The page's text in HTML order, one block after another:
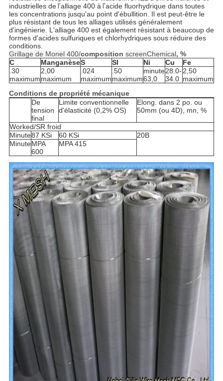
industrielles del'alliage 400 àl'acide fluorhydrique dans toutes
les concentrations jusqu'au point d'ébullition. Il est peut-être le
plus résistant de tous les alliages utilisés généralement
d'ingénierie. L'alliage 400 est également résistant à beaucoup de
formes d'acides sulfuriques et chlorhydriques sous réduire des
conditions.
Grillage de Monel 400/composition screenChemical, %
C
ManganèseS SI Ni Cu
Fe
.30
maximum
2,00
maximum
.024
maximum
.50
maximum
minute
63,0
28.0-
34.0
2,50
maximum
Conditions de propriété mécanique
De
tension
final
Limite conventionnelle
d'élasticité (0,2% OS)
Elong. dans 2 po. ou
50mm (ou 4D), mn, %
Worked/SR froid
Minute87 KSi 60 KSi
20B
MinuteMPA
600
MPA 415